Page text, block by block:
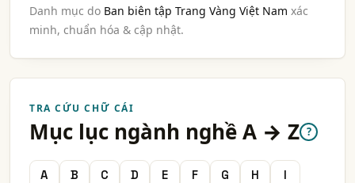
Danh mục do Ban biên tập Trang Vàng Việt Nam xác
minh, chuẩn hóa & cập nhật.
TRA CỨU CHỮ CÁI
Mục lục ngành nghề A → Z ?
A B C D E F G H
I